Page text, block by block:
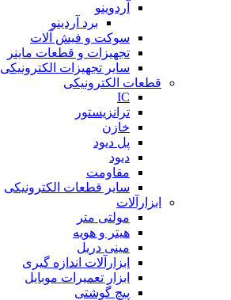
آردوینو
برد آردینو
سوکت و فیش آلات
تجهیزات و قطعات ماینر
سایر تجهیزات الکترونیکی
قطعات الکترونیکی
IC
ترانزیستور
خازن
پل دیود
دیود
مقاومت
سایر قطعات الکترونیکی
ابزارآلات
مولتی متر
هیتر و هویه
مینی دریل
ابزارآلات اندازه گیری
ابزار تعمیرات موبایل
پیچ گوشتی